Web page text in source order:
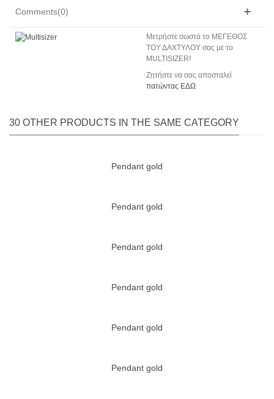
Comments(0)
Mετρήστε σωστά το ΜΕΓΕΘΟΣ
ΤΟΥ ΔΑΧΤΥΛΟΥ σας με το
MULTISIZER!
Ζητήστε να σας αποσταλεί
πατώντας ΕΔΩ
30 OTHER PRODUCTS IN THE SAME CATEGORY
Pendant gold
Pendant gold
Pendant gold
Pendant gold
Pendant gold
Pendant gold